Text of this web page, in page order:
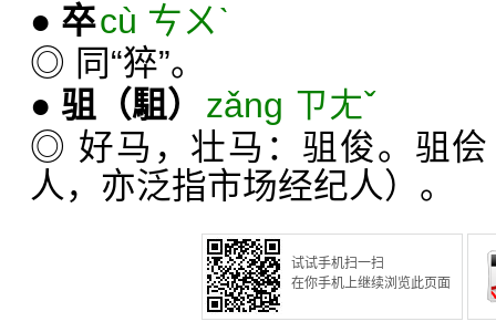
● 卒cù ㄘㄨˋ
◎ 同“猝”。
● 驵 （駔）
zǎng ㄗㄤˇ
◎ 好马，壮马：驵俊。驵
人，亦泛指市场经纪人）。
试试手机扫一扫
在你手机上继续浏览此页面